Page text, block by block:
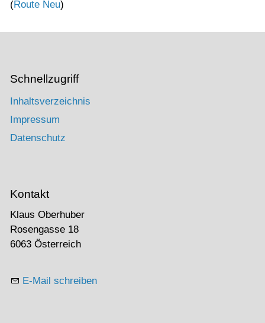
(Route Neu)
Schnellzugriff
Inhaltsverzeichnis
Impressum
Datenschutz
Kontakt
Klaus Oberhuber
Rosengasse 18
6063 Österreich
E-Mail schreiben